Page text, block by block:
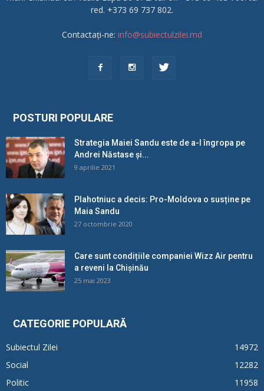
red. +373 69 737 802.
Contactați-ne: info@subiectulzilei.md
POSTURI POPULARE
Strategia Maiei Sandu este de a-l îngropa pe
Andrei Năstase și...
9 aprilie 2021
Plahotniuc a decis: Pro-Moldova o susține pe
Maia Sandu
27 octombrie 2020
Care sunt condițiile companiei Wizz Air pentru
a reveni la Chișinău
25 mai 2023
CATEGORIE POPULARĂ
Subiectul Zilei
14972
Social
12282
Politic
11958